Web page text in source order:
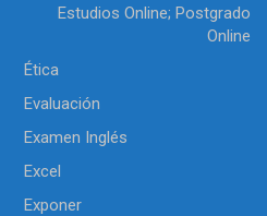
Estudios Online; Postgrado
Online
Ética
Evaluación
Examen Inglés
Excel
Exponer